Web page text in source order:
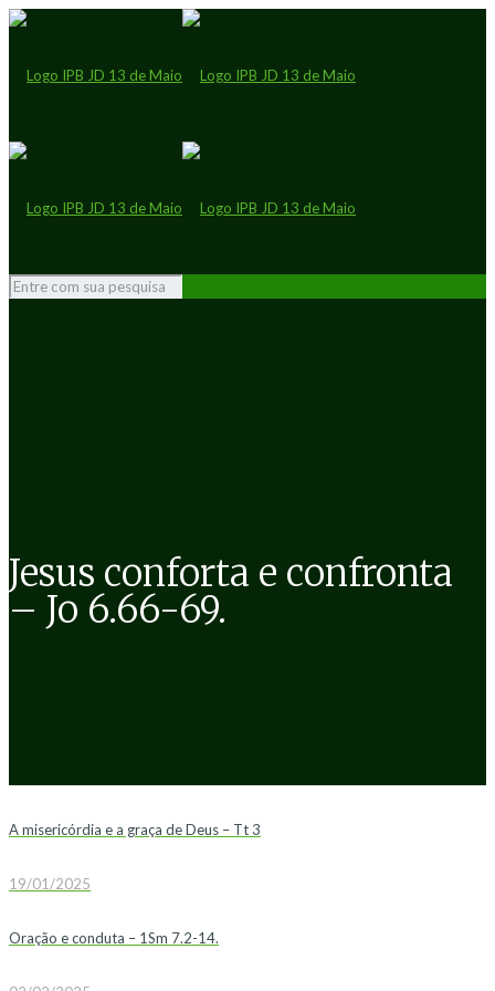
Jesus conforta e confronta
– Jo 6.66-69.
A misericórdia e a graça de Deus – Tt 3
19/01/2025
Oração e conduta – 1Sm 7.2-14.